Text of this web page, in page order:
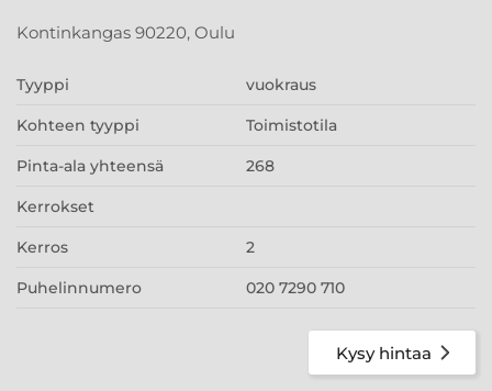
Kontinkangas 90220, Oulu
Tyyppi vuokraus
Kohteen tyyppi Toimistotila
Pinta-ala yhteensä 268
Kerrokset
Kerros 2
Puhelinnumero 020 7290 710
Kysy hintaa